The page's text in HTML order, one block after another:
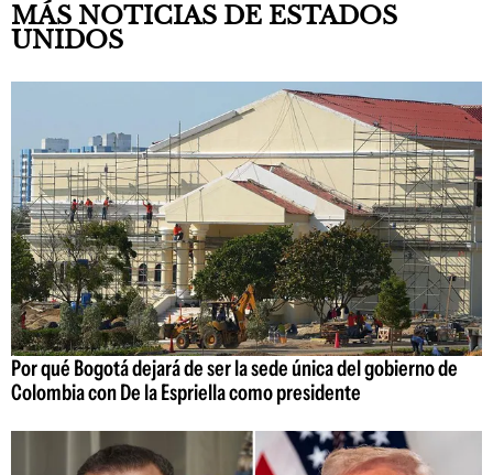
MÁS NOTICIAS DE ESTADOS
UNIDOS
Por qué Bogotá dejará de ser la sede única del gobierno de
Colombia con De la Espriella como presidente